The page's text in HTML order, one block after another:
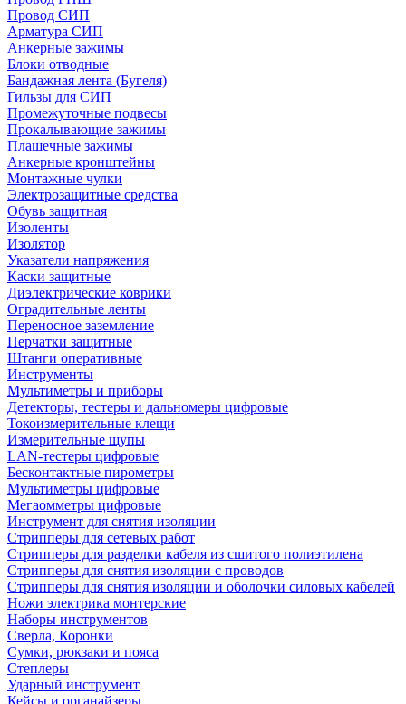
Провод СИП
Арматура СИП
Анкерные зажимы
Блоки отводные
Бандажная лента (Бугеля)
Гильзы для СИП
Промежуточные подвесы
Прокалывающие зажимы
Плашечные зажимы
Анкерные кронштейны
Монтажные чулки
Электрозащитные средства
Обувь защитная
Изоленты
Изолятор
Указатели напряжения
Каски защитные
Диэлектрические коврики
Оградительные ленты
Переносное заземление
Перчатки защитные
Штанги оперативные
Инструменты
Мультиметры и приборы
Детекторы, тестеры и дальномеры цифровые
Токоизмерительные клещи
Измерительные щупы
LAN-тестеры цифровые
Бесконтактные пирометры
Мультиметры цифровые
Мегаомметры цифровые
Инструмент для снятия изоляции
Стрипперы для сетевых работ
Стрипперы для разделки кабеля из сшитого полиэтилена
Cтрипперы для снятия изоляции с проводов
Стрипперы для снятия изоляции и оболочки силовых кабелей
Ножи электрика монтерские
Наборы инструментов
Сверла, Коронки
Сумки, рюкзаки и пояса
Степлеры
Ударный инструмент
Кейсы и органайзеры